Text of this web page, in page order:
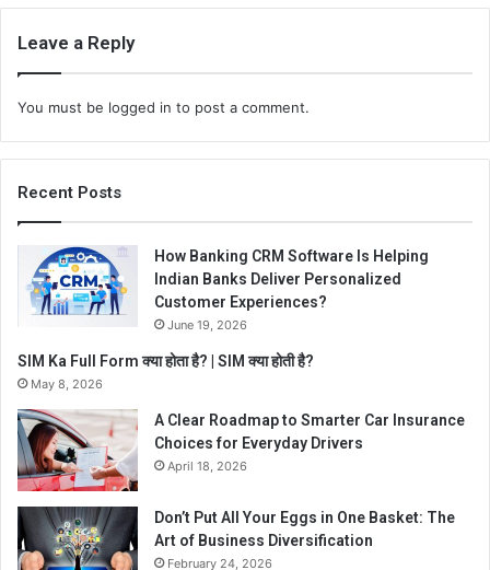
Leave a Reply
You must be logged in to post a comment.
Recent Posts
How Banking CRM Software Is Helping
Indian Banks Deliver Personalized
Customer Experiences?
June 19, 2026
SIM Ka Full Form क्या होता है? | SIM क्या होती है?
May 8, 2026
A Clear Roadmap to Smarter Car Insurance
Choices for Everyday Drivers
April 18, 2026
Don’t Put All Your Eggs in One Basket: The
Art of Business Diversification
February 24, 2026